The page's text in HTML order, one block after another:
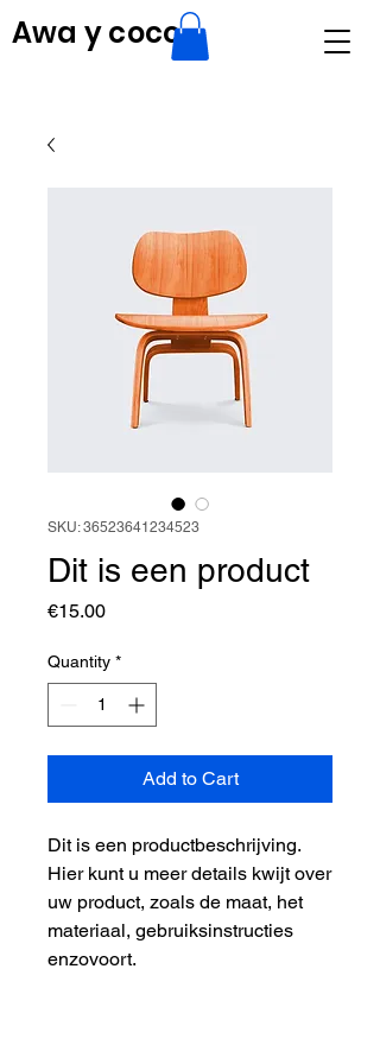
Awa y coco
SKU: 36523641234523
Dit is een product
€15.00Price
Quantity *
Add to Cart
Dit is een productbeschrijving.
Hier kunt u meer details kwijt over
uw product, zoals de maat, het
materiaal, gebruiksinstructies
enzovoort.